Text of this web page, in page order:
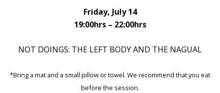
Friday, July 14
19:00hrs – 22:00hrs
NOT DOINGS: THE LEFT BODY AND THE NAGUAL
*Bring a mat and a small pillow or towel. We recommend that you eat
before the session.